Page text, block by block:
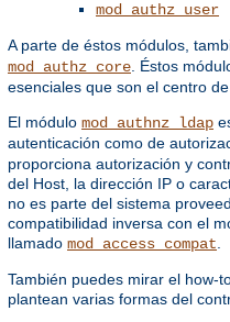
mod_authz_user
A parte de éstos módulos,
mod_authz_core . Éstos
esenciales que son el centro
El módulo mod_authnz_ldap
autenticación como de
proporciona autorización y
del Host, la dirección IP o
no es parte del sistema
compatibilidad inversa con el
llamado mod_access_compat
También puedes mirar el how-
plantean varias formas del